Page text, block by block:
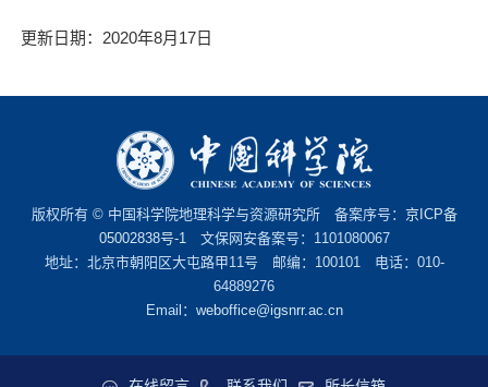
更新日期：2020年8月 17日
版权所有 © 中国科学院地理科学与资源研究所 备案序号： 京ICP备
05002838号-1文保网安备案号：1101080067
地址：北京市朝阳区大屯路甲11号 邮编：100101 电话：010-
64889276
Email： weboffice@igsnrr.ac.cn